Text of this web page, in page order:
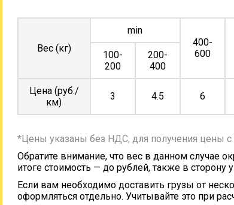
Вес (кг)
min
400-
600
100-
200
200-
400
Цена (руб./
км)
3 4.5 6
*Цены указаны без НДС, для получения цены
Обратите внимание, что вес в данном случае
итоге стоимость — до рублей, также в сторону
Если вам необходимо доставить грузы от
оформляться отдельно. Учитывайте это при